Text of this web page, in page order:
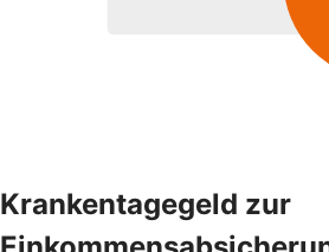
Krankentagegeld zur